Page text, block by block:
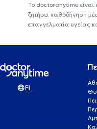
Το doctoranytime είναι
ζητήσει καθοδήγηση
επαγγελματία υγείας
EL